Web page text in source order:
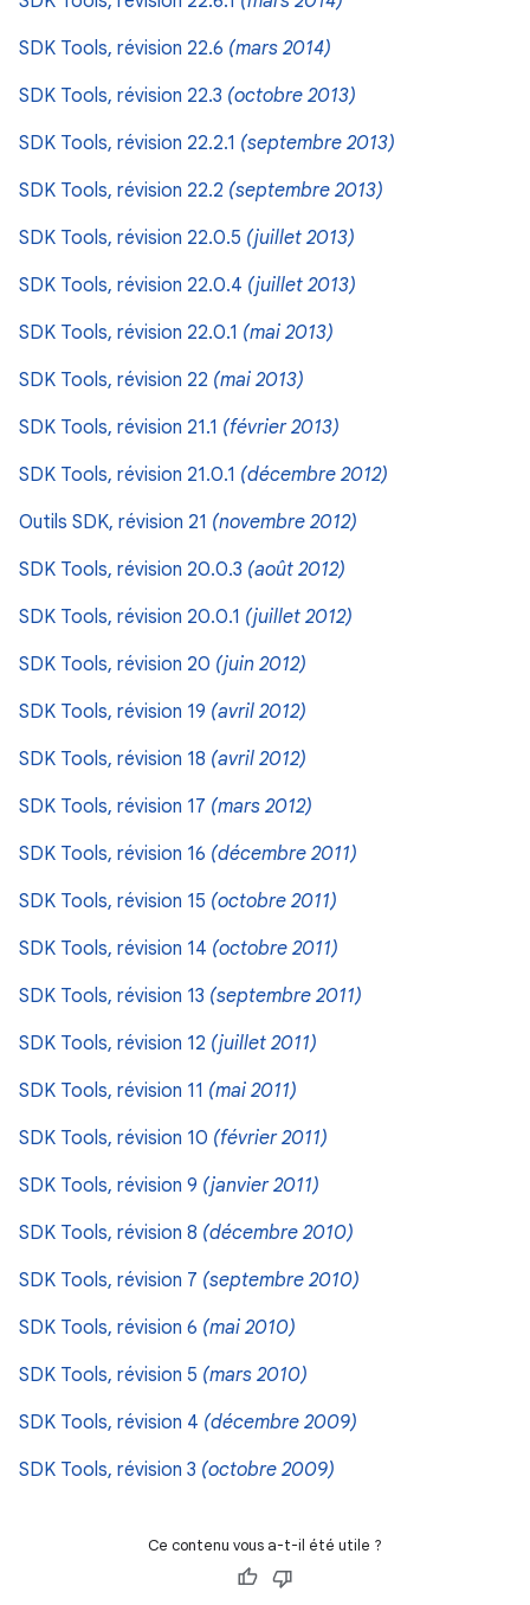
SDK Tools, révision 22.6 (mars 2014)
SDK Tools, révision 22.3 (octobre 2013)
SDK Tools, révision 22.2.1 (septembre 2013)
SDK Tools, révision 22.2 (septembre 2013)
SDK Tools, révision 22.0.5 (juillet 2013)
SDK Tools, révision 22.0.4 (juillet 2013)
SDK Tools, révision 22.0.1 (mai 2013)
SDK Tools, révision 22 (mai 2013)
SDK Tools, révision 21.1 (février 2013)
SDK Tools, révision 21.0.1 (décembre 2012)
Outils SDK, révision 21 (novembre 2012)
SDK Tools, révision 20.0.3 (août 2012)
SDK Tools, révision 20.0.1 (juillet 2012)
SDK Tools, révision 20 (juin 2012)
SDK Tools, révision 19 (avril 2012)
SDK Tools, révision 18 (avril 2012)
SDK Tools, révision 17 (mars 2012)
SDK Tools, révision 16 (décembre 2011)
SDK Tools, révision 15 (octobre 2011)
SDK Tools, révision 14 (octobre 2011)
SDK Tools, révision 13 (septembre 2011)
SDK Tools, révision 12 (juillet 2011)
SDK Tools, révision 11 (mai 2011)
SDK Tools, révision 10 (février 2011)
SDK Tools, révision 9 (janvier 2011)
SDK Tools, révision 8 (décembre 2010)
SDK Tools, révision 7 (septembre 2010)
SDK Tools, révision 6 (mai 2010)
SDK Tools, révision 5 (mars 2010)
SDK Tools, révision 4 (décembre 2009)
SDK Tools, révision 3 (octobre 2009)
Ce contenu vous a-t-il été utile ?